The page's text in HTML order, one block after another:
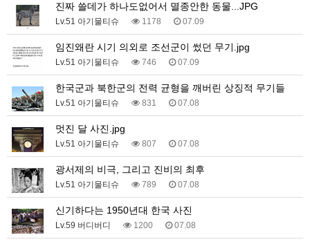
진짜 쓸데가 하나도없어서 멸종안한 동물...JPG
Lv.51 아기물티슈 1178 07.09
임진왜란 시기 의외로 조선군이 썼던 무기.jpg
Lv.51 아기물티슈 746 07.09
한국군과 북한군의 전력 균형을 깨버린 상징적 무기들
Lv.51 아기물티슈 831 07.08
멋진 달 사진.jpg
Lv.51 아기물티슈 807 07.08
광서제의 비극, 그리고 진비의 최후
Lv.51 아기물티슈 789 07.08
신기하다는 1950년대 한국 사진
Lv.59 버디버디 1200 07.08